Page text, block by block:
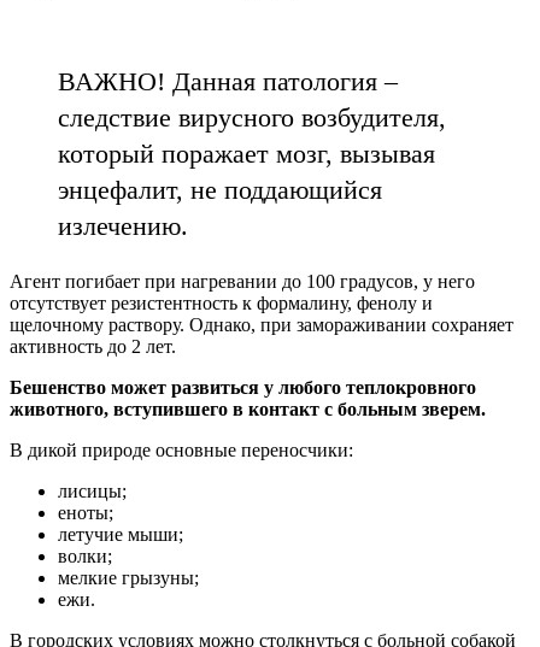
ВАЖНО! Данная патология –
следствие вирусного возбудителя,
который поражает мозг, вызывая
энцефалит, не поддающийся
излечению.
Агент погибает при нагревании до 100 градусов, у него
отсутствует резистентность к формалину, фенолу и
щелочному раствору. Однако, при замораживании сохраняет
активность до 2 лет.
Бешенство может развиться у любого теплокровного
животного, вступившего в контакт с больным зверем.
В дикой природе основные переносчики:
лисицы;
еноты;
летучие мыши;
волки;
мелкие грызуны;
ежи.
В городских условиях можно столкнуться с больной собакой